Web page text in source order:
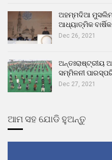
ଅହମ୍ମଦିଆ ମୁସଲିମ
ଆଧ୍ୟାତ୍ମିକ
Dec 26, 2021
ଅନ୍ତଃରାଷ୍ଟ୍ରୀୟ
ସମ୍ମିଳନୀ
Dec 27, 2021
ଆମ ସହ ଯୋଡି ହୁଅନ୍ତୁ